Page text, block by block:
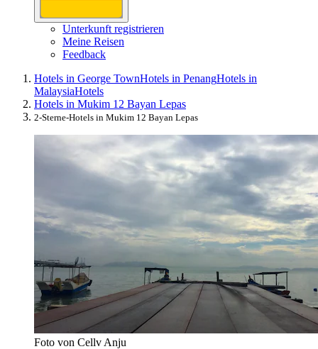
Unterkunft registrieren
Meine Reisen
Feedback
Hotels in George TownHotels in PenangHotels in
MalaysiaHotels
Hotels in Mukim 12 Bayan Lepas
2-Sterne-Hotels in Mukim 12 Bayan Lepas
Foto von Cellv Anju